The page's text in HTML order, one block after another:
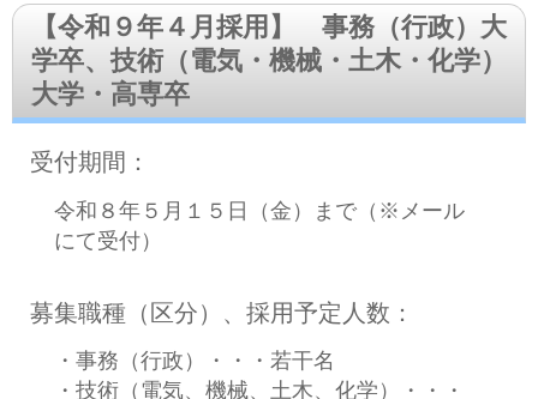
【令和９年４月採用】 事務（行政）大
学卒、技術（電気・機械・土木・化学）
大学・高専卒
受付期間：
令和８年５月１５日（金）まで（※メール
にて受付）
募集職種（区分）、採用予定人数：
・事務（行政）・・・若干名
・技術（電気、機械、土木、化学）・・・